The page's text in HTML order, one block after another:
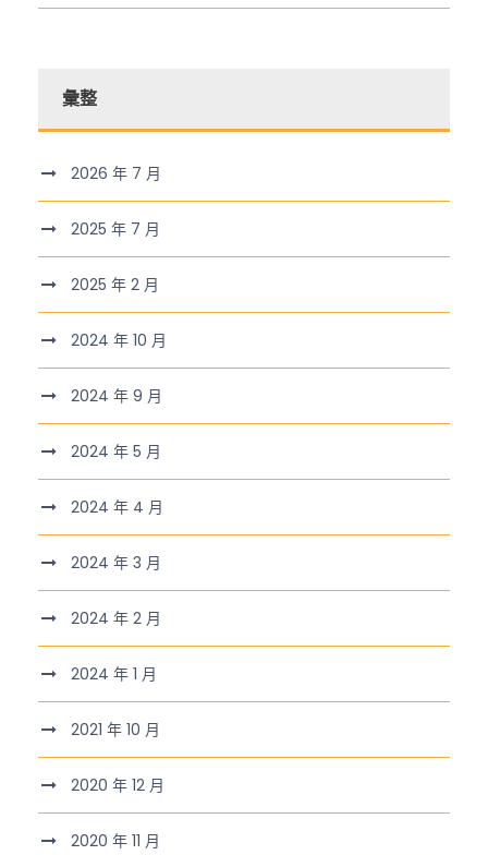
彙整
2026 年 7 月
2025 年 7 月
2025 年 2 月
2024 年 10 月
2024 年 9 月
2024 年 5 月
2024 年 4 月
2024 年 3 月
2024 年 2 月
2024 年 1 月
2021 年 10 月
2020 年 12 月
2020 年 11 月